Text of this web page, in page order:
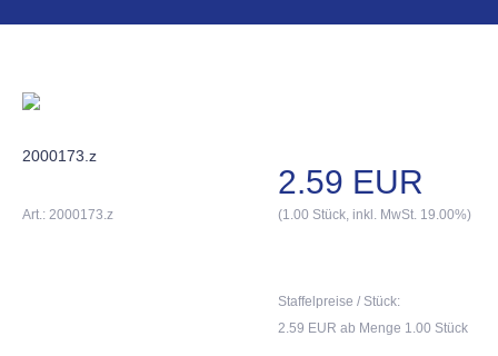
2000173.z
2.59 EUR
Art.: 2000173.z (1.00 Stück, inkl. MwSt. 19.00%)
Staffelpreise / Stück:
2.59 EUR ab Menge 1.00 Stück